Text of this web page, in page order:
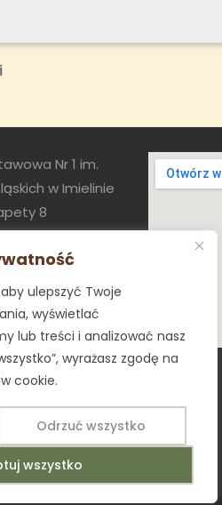
ulepszyć Twoje
wyświetlać
lub treści i analizować nasz
wyrażasz zgodę na
cookie.
Odrzuć wszystko
wszystko
Nr 1 im.
w Imielinie
8
Imielin
2256054
8.00 - 16.00